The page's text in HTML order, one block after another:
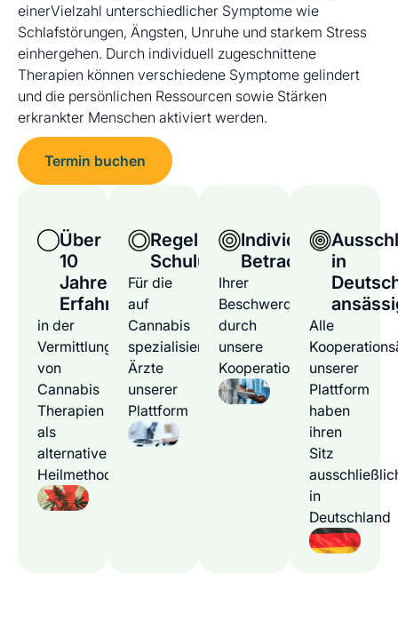
einerVielzahl unterschiedlicher Symptome wie
Schlafstörungen, Ängsten, Unruhe und starkem Stress
einhergehen. Durch individuell zugeschnittene
Therapien können verschiedene Symptome gelindert
und die persönlichen Ressourcen sowie Stärken
erkrankter Menschen aktiviert werden.
Termin buchen
Über
10
Jahre
Erfahrung
in der
Vermittlung
von
Cannabis
Therapien
als
alternative
Heilmethode
Regelmäßige
Schulungen
Für die
auf
Cannabis
spezialisierten
Ärzte
unserer
Plattform
Individuelle
Betrachtung
Ihrer
Beschwerden
durch
unsere
Kooperationsärzte
in
Alle
unserer
Plattform
haben
ihren
Sitz
in
Deutschland